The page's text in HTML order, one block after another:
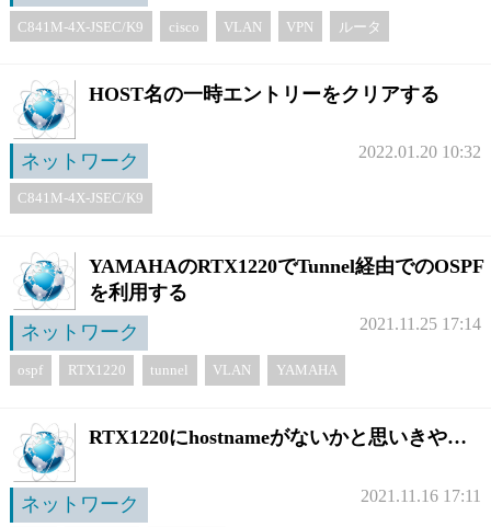
C841M-4X-JSEC/K9 cisco VLAN VPN ルータ
HOST名の一時エントリーをクリアする
ネットワーク 2022.01.20 10:32
C841M-4X-JSEC/K9
YAMAHAのRTX1220でTunnel経由でのOSPF
を利用する
ネットワーク
2021.11.25 17:14
ospf RTX1220 tunnel VLAN YAMAHA
RTX1220にhostnameがないかと思いきや…
ネットワーク 2021.11.16 17:11